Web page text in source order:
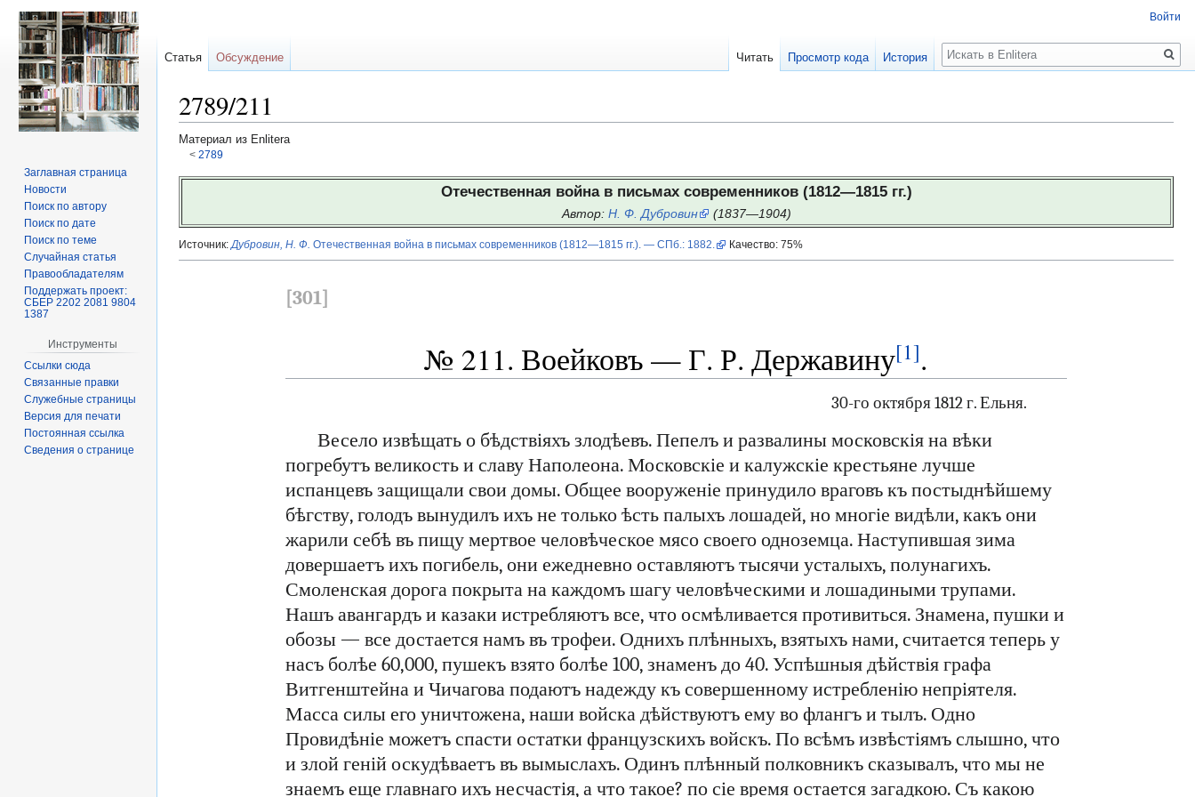
2789/211
Материал из Enlitera
< 2789
навигации
поиску
Отечественная война в письмах современников (1812—1815 гг.)
Автор: Н. Ф. Дубровин (1837—1904)
Источник: Дубровин, Н. Ф. Отечественная война в письмах современников (1812—1815 гг.). — СПб.: 1882. Качество: 75%
[301]
№ 211. Воейковъ — Г. Р. Державину[1].
30-го октября 1812 г. Ельня.
Весело извѣщать о бѣдствіяхъ злодѣевъ. Пепелъ и развалины московскія на вѣки
погребутъ великость и славу Наполеона. Московскіе и калужскіе крестьяне лучше
испанцевъ защищали свои домы. Общее вооруженіе принудило враговъ къ постыднѣйшему
бѣгству, голодъ вынудилъ ихъ не только ѣсть палыхъ лошадей, но многіе видѣли, какъ они
жарили себѣ въ пищу мертвое человѣческое мясо своего одноземца. Наступившая зима
довершаетъ ихъ погибель, они ежедневно оставляютъ тысячи усталыхъ, полунагихъ.
Смоленская дорога покрыта на каждомъ шагу человѣческими и лошадиными трупами.
Нашъ авангардъ и казаки истребляютъ все, что осмѣливается противиться. Знамена, пушки и
обозы — все достается намъ въ трофеи. Однихъ плѣнныхъ, взятыхъ нами, считается теперь у
насъ болѣе 60,000, пушекъ взято болѣе 100, знаменъ до 40. Успѣшныя дѣйствія графа
Витгенштейна и Чичагова подаютъ надежду къ совершенному истребленію непріятеля.
Масса силы его уничтожена, наши войска дѣйствуютъ ему во флангъ и тылъ. Одно
Провидѣніе можетъ спасти остатки французскихъ войскъ. По всѣмъ извѣстіямъ слышно, что
и злой геній оскудѣваетъ въ вымыслахъ. Одинъ плѣнный полковникъ сказывалъ, что мы не
знаемъ еще главнаго ихъ несчастія, а что такое? по сіе время остается загадкою. Съ какою
Войти
Статья Обсуждение Читать Просмотр кода История
Поиск
Заглавная страница
Новости
Поиск по автору
Поиск по дате
Поиск по теме
Случайная статья
Правообладателям
Поддержать проект:
СБЕР 2202 2081 9804
1387
Инструменты
Ссылки сюда
Связанные правки
Служебные страницы
Версия для печати
Постоянная ссылка
Сведения о странице